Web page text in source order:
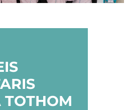
TOTHOM